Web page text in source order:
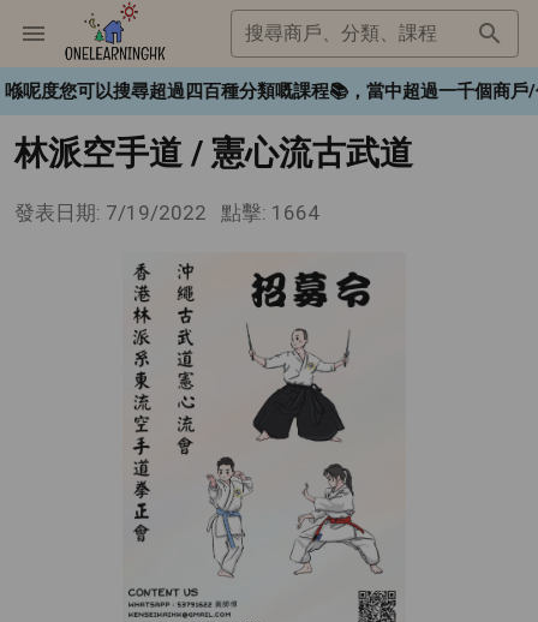
搜尋商戶、分類、課程
您可以搜尋超過四百種分類嘅課程📚，當中超過一千個商戶/個
林派空手道 / 憲心流古武道
發表日期: 7/19/2022 點擊: 1664